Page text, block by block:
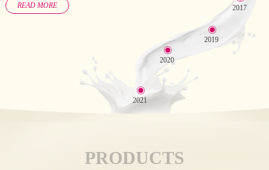
2017
2019
2020
2021
READ MORE
PRODUCTS